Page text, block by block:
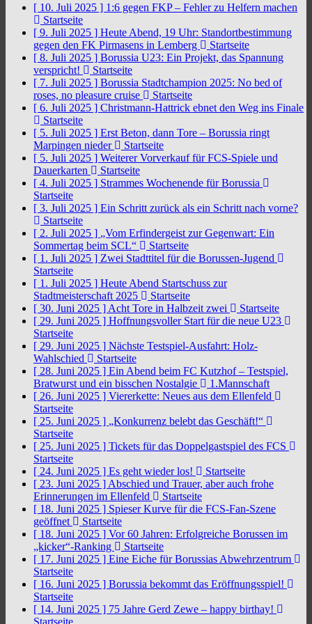
[ 10. Juli 2025 ] 1:6 gegen FKP – Fehler zu Helfern machen
Startseite
[ 9. Juli 2025 ] Heute Abend, 19 Uhr: Standortbestimmung
gegen den FK Pirmasens in Lemberg
Startseite
[ 8. Juli 2025 ] Borussia U23: Ein Projekt, das Spannung
verspricht!
Startseite
[ 7. Juli 2025 ] Borussia Stadtchampion 2025: No bed of
roses, no pleasure cruise
Startseite
[ 6. Juli 2025 ] Christmann-Hattrick ebnet den Weg ins Finale
Startseite
[ 5. Juli 2025 ] Erst Beton, dann Tore – Borussia ringt
Marpingen nieder
Startseite
[ 5. Juli 2025 ] Weiterer Vorverkauf für FCS-Spiele und
Dauerkarten
Startseite
[ 4. Juli 2025 ] Strammes Wochenende für Borussia
Startseite
[ 3. Juli 2025 ] Ein Schritt zurück als ein Schritt nach vorne?
Startseite
[ 2. Juli 2025 ] „Vom Erfindergeist zur Gegenwart: Ein
Sommertag beim SCL“
Startseite
[ 1. Juli 2025 ] Zwei Stadttitel für die Borussen-Jugend
Startseite
[ 1. Juli 2025 ] Heute Abend Startschuss zur
Stadtmeisterschaft 2025
Startseite
[ 30. Juni 2025 ] Acht Tore in Halbzeit zwei
Startseite
[ 29. Juni 2025 ] Hoffnungsvoller Start für die neue U23
Startseite
[ 29. Juni 2025 ] Nächste Testspiel-Ausfahrt: Holz-
Wahlschied
Startseite
[ 28. Juni 2025 ] Ein Abend beim FC Kutzhof – Testspiel,
Bratwurst und ein bisschen Nostalgie
1.Mannschaft
[ 26. Juni 2025 ] Viererkette: Neues aus dem Ellenfeld
Startseite
[ 25. Juni 2025 ] „Konkurrenz belebt das Geschäft!“
Startseite
[ 25. Juni 2025 ] Tickets für das Doppelgastspiel des FCS
Startseite
[ 24. Juni 2025 ] Es geht wieder los!
Startseite
[ 23. Juni 2025 ] Abschied und Trauer, aber auch frohe
Erinnerungen im Ellenfeld
Startseite
[ 18. Juni 2025 ] Spieser Kurve für die FCS-Fan-Szene
geöffnet
Startseite
[ 18. Juni 2025 ] Vor 60 Jahren: Erfolgreiche Borussen im
„kicker“-Ranking
Startseite
[ 17. Juni 2025 ] Eine Eiche für Borussias Abwehrzentrum
Startseite
[ 16. Juni 2025 ] Borussia bekommt das Eröffnungsspiel!
Startseite
[ 14. Juni 2025 ] 75 Jahre Gerd Zewe – happy birthay!
Startseite